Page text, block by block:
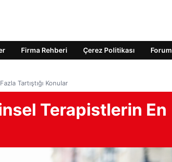
Firma Rehberi Çerez Politikası Forum
Tartıştığı Konular
Terapistlerin En